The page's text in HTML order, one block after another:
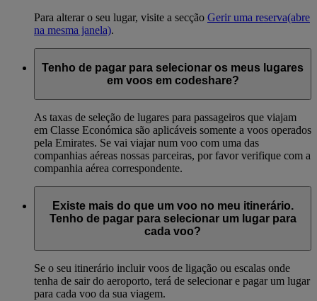
Para alterar o seu lugar, visite a secção Gerir uma reserva(abre
na mesma janela).
Tenho de pagar para selecionar os meus lugares
em voos em codeshare?
As taxas de seleção de lugares para passageiros que viajam
em Classe Económica são aplicáveis somente a voos operados
pela Emirates. Se vai viajar num voo com uma das
companhias aéreas nossas parceiras, por favor verifique com a
companhia aérea correspondente.
Existe mais do que um voo no meu itinerário.
Tenho de pagar para selecionar um lugar para
cada voo?
Se o seu itinerário incluir voos de ligação ou escalas onde
tenha de sair do aeroporto, terá de selecionar e pagar um lugar
para cada voo da sua viagem.